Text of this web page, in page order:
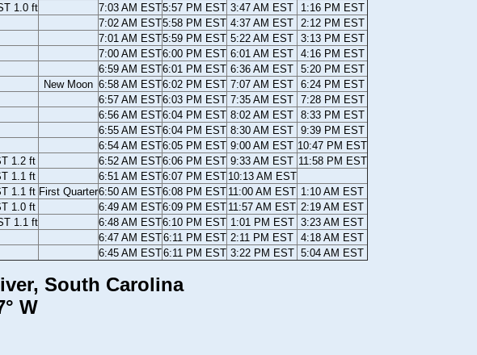
1.0 ft 7:03 AM EST5:57 PM EST 3:47 AM EST
1:16 PM EST
7:02 AM EST5:58 PM EST 4:37 AM EST
2:12 PM EST
7:01 AM EST5:59 PM EST 5:22 AM EST 3:13 PM EST
7:00 AM EST6:00 PM EST 6:01 AM EST 4:16 PM EST
6:59 AM EST6:01 PM EST 6:36 AM EST 5:20 PM EST
New Moon 6:58 AM EST6:02 PM EST 7:07 AM EST 6:24 PM EST
6:57 AM EST6:03 PM EST 7:35 AM EST 7:28 PM EST
6:56 AM EST6:04 PM EST 8:02 AM EST 8:33 PM EST
6:55 AM EST6:04 PM EST 8:30 AM EST 9:39 PM EST
6:54 AM EST6:05 PM EST 9:00 AM EST 10:47 PM EST
1.2 ft 6:52 AM EST6:06 PM EST 9:33 AM EST 11:58 PM EST
1.1 ft 6:51 AM EST6:07 PM EST 10:13 AM EST
1.1 ft First Quarter6:50 AM EST6:08 PM EST 11:00 AM EST 1:10 AM EST
1.0 ft 6:49 AM EST6:09 PM EST 11:57 AM EST 2:19 AM EST
1.1 ft 6:48 AM EST6:10 PM EST 1:01 PM EST 3:23 AM EST
6:47 AM EST6:11 PM EST 2:11 PM EST 4:18 AM EST
6:45 AM EST6:11 PM EST 3:22 PM EST 5:04 AM EST
South Carolina
W